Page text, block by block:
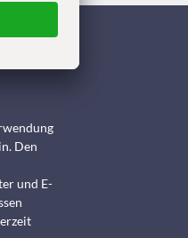
Den
und E-